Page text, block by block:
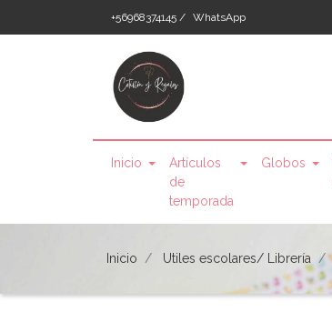
+56968374145 / WhatsApp
Inicio
Artículos
de
temporada
Globos
Inicio Utiles escolares/ Librería